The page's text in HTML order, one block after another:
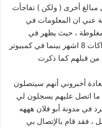
مبالغ أخرى ( ولكن ) تفاجأت
عني ان المعلومات في
مغلوطة ، حيث يظهر في
كمبيوترات الأفرع اني ملزم بدفع إشتراكات 8 اشهر بينما في كمبيوتر
قبلهم كما ذكرت
أخبروني أنهم سيتصلون
اتصل عليهم يسجلون لي
في مدونة أبو فلان هههه
، فقد قام بالإتصال بي